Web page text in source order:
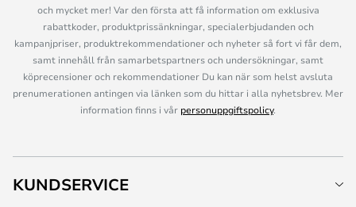
och mycket mer! Var den första att få information om exklusiva
rabattkoder, produktprissänkningar, specialerbjudanden och
kampanjpriser, produktrekommendationer och nyheter så fort vi får dem,
samt innehåll från samarbetspartners och undersökningar, samt
köprecensioner och rekommendationer Du kan när som helst avsluta
prenumerationen antingen via länken som du hittar i alla nyhetsbrev. Mer
information finns i vår personuppgiftspolicy.
KUNDSERVICE